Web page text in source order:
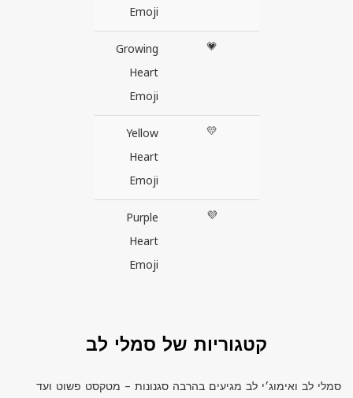
Emoji
💗
Growing
Heart
Emoji
💛
Yellow
Heart
Emoji
💜
Purple
Heart
Emoji
קטגוריות של סמלי לב
סמלי לב ואימוג׳י לב מגיעים בהרבה סגנונות – מטקסט פשוט ועד